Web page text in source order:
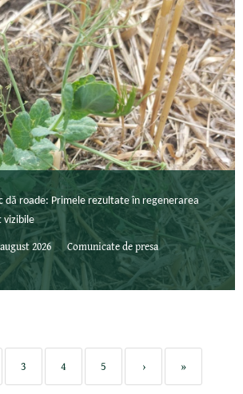
dă roade: Primele rezultate în regenerarea
vizibile
2026 Comunicate de presa
3 4 5 › »